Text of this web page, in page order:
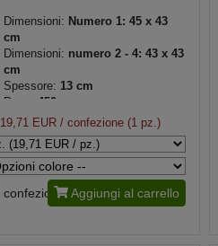
Dimensioni: Numero 1: 45 x 43
cm
Dimensioni: numero 2 - 4: 43 x 43
cm
Spessore: 13 cm
Peso:
450 g
Double-face
19,71 EUR/ confezione (1 pz.)
confezione Aggiungi al carrello